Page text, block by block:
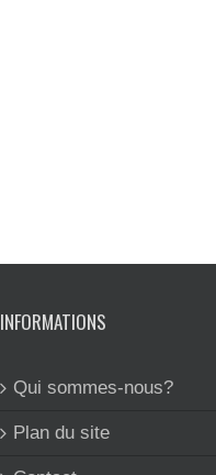
INFORMATIONS
Qui sommes-nous?
Plan du site